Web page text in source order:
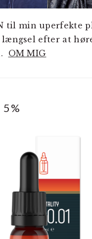
til min uperfekte
længsel efter at
OM MIG